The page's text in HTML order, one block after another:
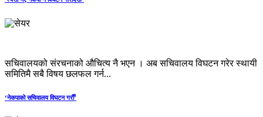
सचिवालयको संरचनाको औचित्य नै भएन । अब सचिवालय विघटन गरेर स्थायी
समितिमै सबै विषय छलफल गर्न...
‘नेकपाको सचिवालय विघटन गरौँ’